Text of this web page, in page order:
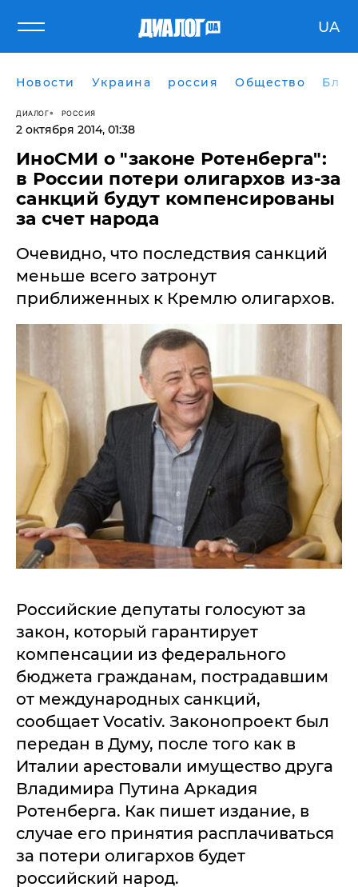
UA
Новости Украина россия Общество
ДИАЛОГ РОССИЯ
2 октября 2014, 01:38
ИноСМИ о "законе Ротенберга":
в России потери олигархов из-за
санкций будут компенсированы
за счет народа
Очевидно, что последствия санкций
меньше всего затронут
приближенных к Кремлю олигархов.
Российские депутаты голосуют за
закон, который гарантирует
компенсации из федерального
бюджета гражданам, пострадавшим
от международных санкций,
сообщает Vocativ. Законопроект был
передан в Думу, после того как в
Италии арестовали имущество друга
Владимира Путина Аркадия
Ротенберга. Как пишет издание, в
случае его принятия расплачиваться
за потери олигархов будет
российский народ.